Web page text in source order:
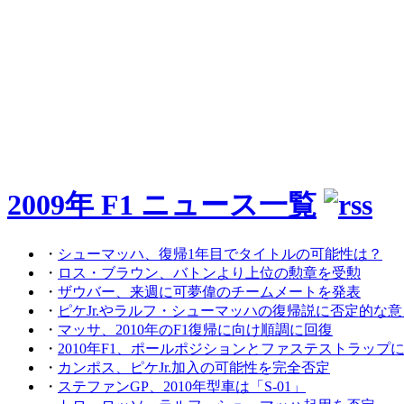
2009年 F1 ニュース一覧
・ シューマッハ、復帰1年目でタイトルの可能性は？
・ ロス・ブラウン、バトンより上位の勲章を受勲
・ ザウバー、来週に可夢偉のチームメートを発表
・ ピケJr.やラルフ・シューマッハの復帰説に否定的な
・ マッサ、2010年のF1復帰に向け順調に回復
・ 2010年F1、ポールポジションとファステストラップ
・ カンポス、ピケJr.加入の可能性を完全否定
・ ステファンGP、2010年型車は「S-01」